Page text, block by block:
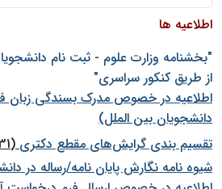
اطلاعیه ها
"بخشنامه وزارت علوم - ثبت نام
از طريق كنكور سراسری"
اطلاعیه در خصوص مدرک بسندگی زبان
دانشجویان بین الملل)
تقسیم بندی گرایش‌های مقطع دکتری(31 فروردین 1404)
شيوه نامه نگارش پايان نامه/رساله در